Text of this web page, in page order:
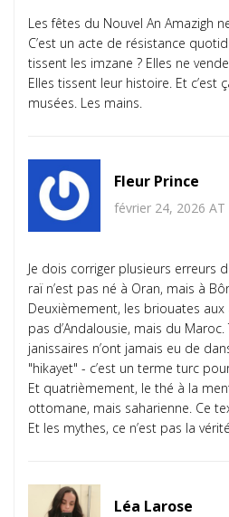
Les fêtes du Nouvel An Amazigh
C’est un acte de résistance
tissent les imzane ? Elles ne
Elles tissent leur histoire. Et c’est
musées. Les mains.
Fleur Prince
février 24, 2026 AT
Je dois corriger plusieurs erreurs
raï n’est pas né à Oran, mais à
Deuxièmement, les briouates
pas d’Andalousie, mais du
janissaires n’ont jamais eu de
"hikayet" - c’est un terme turc
Et quatrièmement, le thé à la
ottomane, mais saharienne. Ce
Et les mythes, ce n’est pas la
Léa Larose